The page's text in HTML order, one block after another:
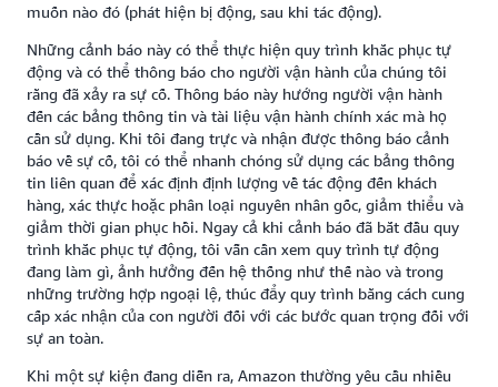
muốn nào đó (phát hiện bị động, sau khi tác động).
Những cảnh báo này có thể thực hiện quy trình khắc phục tự
động và có thể thông báo cho người vận hành của chúng tôi
rằng đã xảy ra sự cố. Thông báo này hướng người vận hành
đến các bảng thông tin và tài liệu vận hành chính xác mà họ
cần sử dụng. Khi tôi đang trực và nhận được thông báo cảnh
báo về sự cố, tôi có thể nhanh chóng sử dụng các bảng thông
tin liên quan để xác định định lượng về tác động đến khách
hàng, xác thực hoặc phân loại nguyên nhân gốc, giảm thiểu và
giảm thời gian phục hồi. Ngay cả khi cảnh báo đã bắt đầu quy
trình khắc phục tự động, tôi vẫn cần xem quy trình tự động
đang làm gì, ảnh hưởng đến hệ thống như thế nào và trong
những trường hợp ngoại lệ, thúc đẩy quy trình bằng cách cung
cấp xác nhận của con người đối với các bước quan trọng đối với
sự an toàn.
Khi một sự kiện đang diễn ra, Amazon thường yêu cầu nhiều